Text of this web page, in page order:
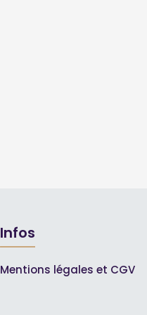
Infos
Mentions légales et CGV